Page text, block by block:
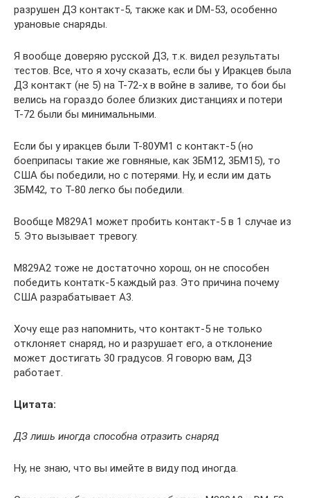
разрушен ДЗ контакт-5, также как и DM-53, особенно
урановые снаряды.
Я вообще доверяю русской ДЗ, т.к. видел результаты
тестов. Все, что я хочу сказать, если бы у Иракцев была
ДЗ контакт (не 5) на Т-72-х в войне в заливе, то бои бы
велись на гораздо более близких дистанциях и потери
Т-72 были бы минимальными.
Если бы у иракцев были Т-80УМ1 с контакт-5 (но
боеприпасы такие же говняные, как 3БМ12, 3БМ15), то
США бы победили, но с потерями. Ну, и если им дать
3БМ42, то Т-80 легко бы победили.
Вообще М829А1 может пробить контакт-5 в 1 случае из
5. Это вызывает тревогу.
М829А2 тоже не достаточно хорош, он не способен
победить контатк-5 каждый раз. Это причина почему
США разрабатывает А3.
Хочу еще раз напомнить, что контакт-5 не только
отклоняет снаряд, но и разрушает его, а отклонение
может достигать 30 градусов. Я говорю вам, ДЗ
работает.
Цитата:
ДЗ лишь иногда способна отразить снаряд
Ну, не знаю, что вы имейте в виду под иногда.